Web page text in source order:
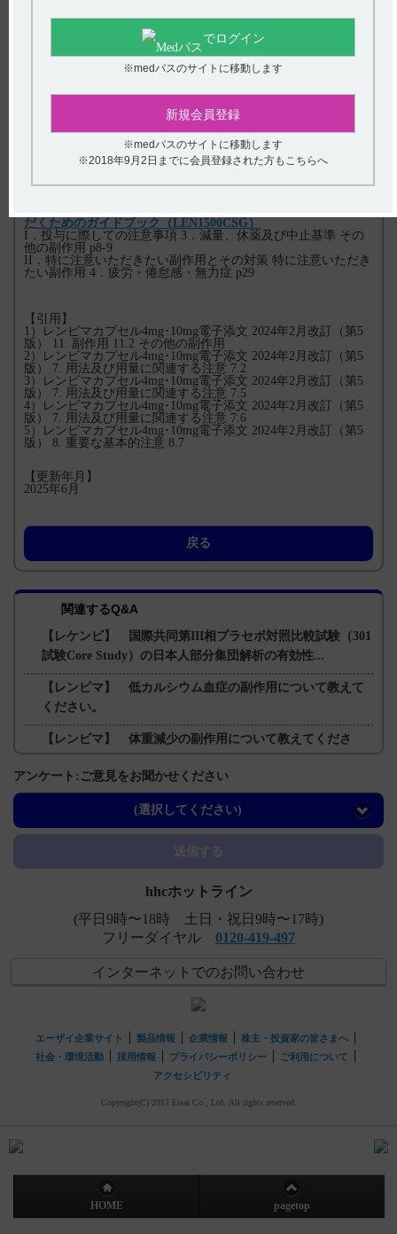
【胸腺癌】レンビマカプセル4mg適正にご使用いただくための
ガイドブック（LEN1298CSG）
I．投与に際しての注意事項 4．減量、休薬及び中止基準（切除
不能な胸腺癌） その他の副作用 p7-8
II．特に注意いただきたい副作用とその対策 その他の重大な副
【子宮体癌】レンビマカプセル4mg・10mg適正にご使用いた
I．投与に際しての注意事項 3．減量、休薬及び中止基準 その
II．注意が必要な副作用とその対策 特に注意いただきたい副作
だくためのガイドブック（LEN1500CSG）
I．投与に際しての注意事項 3．減量、休薬及び中止基準 その
他の副作用 p8-9
II．特に注意いただきたい副作用とその対策 特に注意いただき
たい副作用 4．疲労・倦怠感・無力症 p29
【引用】
1）レンビマカプセル4mg･10mg電子添文 2024年2月改訂（第5
版） 11. 副作用 11.2 その他の副作用
2）レンビマカプセル4mg･10mg電子添文 2024年2月改訂（第5
版） 7. 用法及び用量に関連する注意 7.2
3）レンビマカプセル4mg･10mg電子添文 2024年2月改訂（第5
版） 7. 用法及び用量に関連する注意 7.5
4）レンビマカプセル4mg･10mg電子添文 2024年2月改訂（第5
版） 7. 用法及び用量に関連する注意 7.6
5）レンビマカプセル4mg･10mg電子添文 2024年2月改訂（第5
版） 8. 重要な基本的注意 8.7
【更新年月】
2025年6月
戻る
関連するQ&A
【レケンビ】 国際共同第III相プラセボ対照比較試験（301
試験Core Study）の日本人部分集団解析の有効性...
【レンビマ】 低カルシウム血症の副作用について教えて
ください。
【レンビマ】 体重減少の副作用について教えてくださ
【レンビマ】 急性胆嚢炎の副作用について教えてくださ
アンケート:ご意見をお聞かせください
(選択してください)
でログイン
※medパスのサイトに移動します
新規会員登録
※medパスのサイトに移動します
※2018年9月2日までに会員登録された方もこちらへ
hhcホットライン
(平日9時〜18時 土日・祝日9時〜17時)
フリーダイヤル 0120-419-497
インターネットでのお問い合わせ
エーザイ企業サイト 製品情報 企業情報
株主・投資家の皆さまへ
社会・環境活動
採用情報 プライバシーポリシー
ご利用について
アクセシビリティ
Copyright(C) 2017 Eisai Co., Ltd. All rights reserved.
HOME pagetop